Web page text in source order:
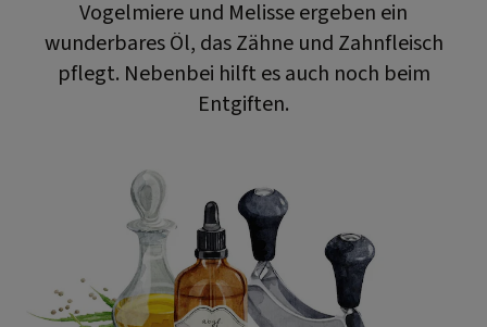
Vogelmiere und Melisse ergeben ein
wunderbares Öl, das Zähne und Zahnfleisch
pflegt. Nebenbei hilft es auch noch beim
Entgiften.